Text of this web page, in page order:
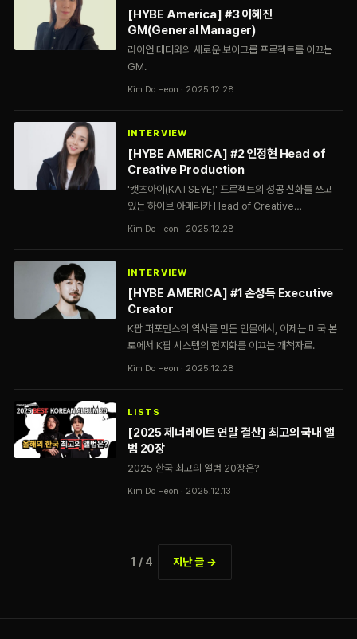
[HYBE America] #3 이혜진
GM(General Manager)
라이언 테더와의 새로운 보이그룹 프로젝트를 이끄는
GM.
Kim Do Heon · 2025.12.28
INTERVIEW
[HYBE AMERICA] #2 인정현 Head of
Creative Production
'캣츠아이(KATSEYE)' 프로젝트의 성공 신화를 쓰고
있는 하이브 아메리카 Head of Creative
Production.
Kim Do Heon · 2025.12.28
INTERVIEW
[HYBE AMERICA] #1 손성득 Executive
Creator
K팝 퍼포먼스의 역사를 만든 인물에서, 이제는 미국 본
토에서 K팝 시스템의 현지화를 이끄는 개척자로.
Kim Do Heon · 2025.12.28
LISTS
[2025 제너레이트 연말 결산] 최고의 국내 앨
범 20장
2025 한국 최고의 앨범 20장은?
Kim Do Heon · 2025.12.13
1 / 4 지난 글 →